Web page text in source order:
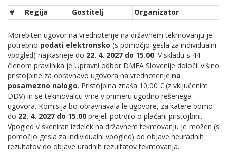
#
Regija Gostitelj Organizator
Morebiten ugovor na vrednotenje na državnem tekmovanju je
potrebno podati elektronsko (s pomočjo gesla za individualni
vpogled) najkasneje do 22. 4. 2027 do 15.00. V skladu s 44.
členom pravilnika je Upravni odbor DMFA Slovenije določil višino
pristojbine za obravnavo ugovora na vrednotenje na
posamezno nalogo. Pristojbina znaša 10,00 € (z vključenim
DDV) in se tekmovalcu vrne v primeru ugodno rešenega
ugovora. Komisija bo obravnavala le ugovore, za katere bomo
do 22. 4. 2027 do 15.00 prejeli potrdilo o plačani pristojbini.
Vpogled v skeniran izdelek na državnem tekmovanju je možen (s
pomočjo gesla za individualni vpogled) od objave neuradnih
rezultatov do objave uradnih rezultatov tekmovanja.